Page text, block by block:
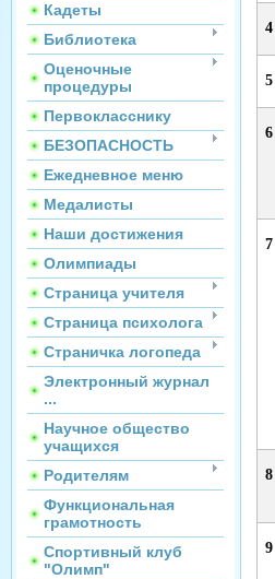
Кадеты
Библиотека
Оценочные
процедуры
Первокласснику
БЕЗОПАСНОСТЬ
Ежедневное меню
Медалисты
Наши достижения
Олимпиады
Страница учителя
Страница психолога
Страничка логопеда
Электронный журнал
...
Научное общество
учащихся
Родителям
Функциональная
грамотность
Спортивный клуб
"Олимп"
4
5
6
7
8
9